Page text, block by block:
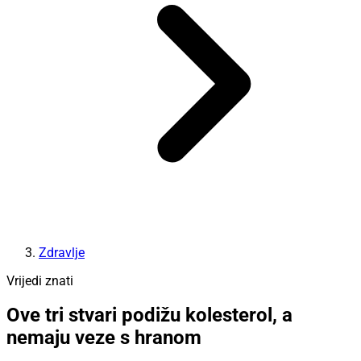
Zdravlje
Vrijedi znati
Ove tri stvari podižu kolesterol, a
nemaju veze s hranom